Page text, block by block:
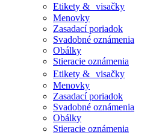
Etikety & visačky
Menovky
Zasadací poriadok
Svadobné oznámenia
Obálky
Stieracie oznámenia
Etikety & visačky
Menovky
Zasadací poriadok
Svadobné oznámenia
Obálky
Stieracie oznámenia